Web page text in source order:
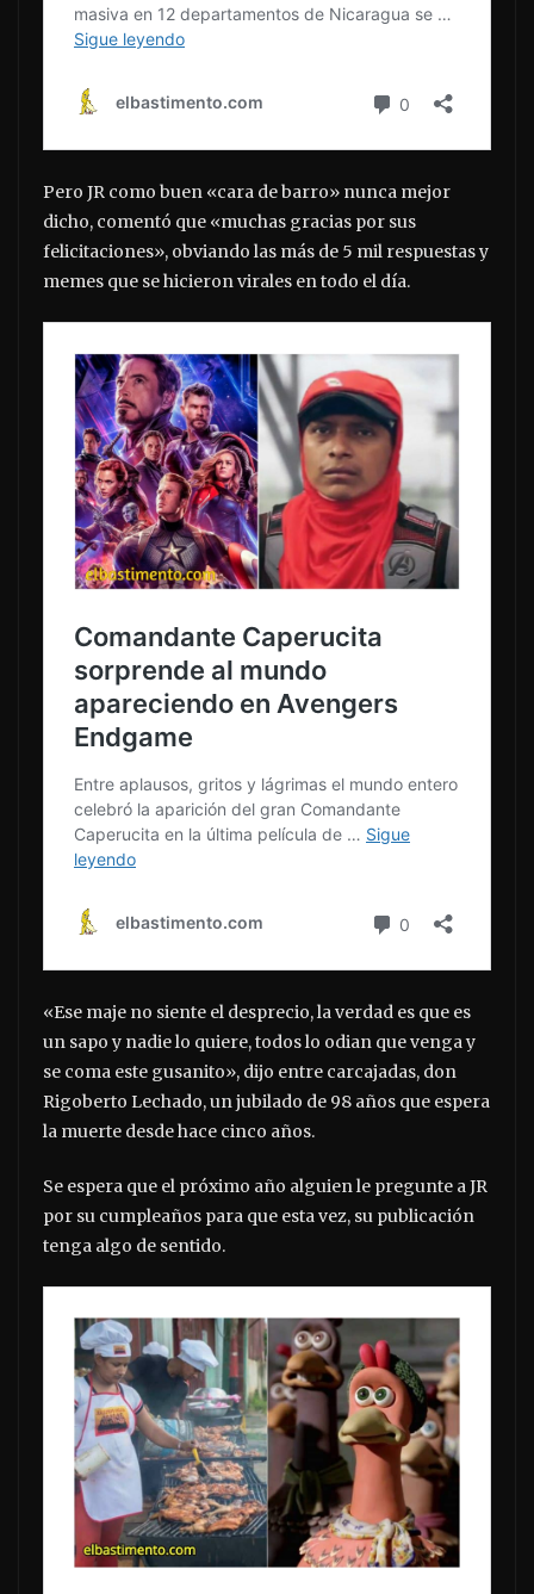
Pero JR como buen «cara de barro» nunca mejor
dicho, comentó que «muchas gracias por sus
felicitaciones», obviando las más de 5 mil respuestas y
memes que se hicieron virales en todo el día.
«Ese maje no siente el desprecio, la verdad es que es
un sapo y nadie lo quiere, todos lo odian que venga y
se coma este gusanito», dijo entre carcajadas, don
Rigoberto Lechado, un jubilado de 98 años que espera
la muerte desde hace cinco años.
Se espera que el próximo año alguien le pregunte a JR
por su cumpleaños para que esta vez, su publicación
tenga algo de sentido.